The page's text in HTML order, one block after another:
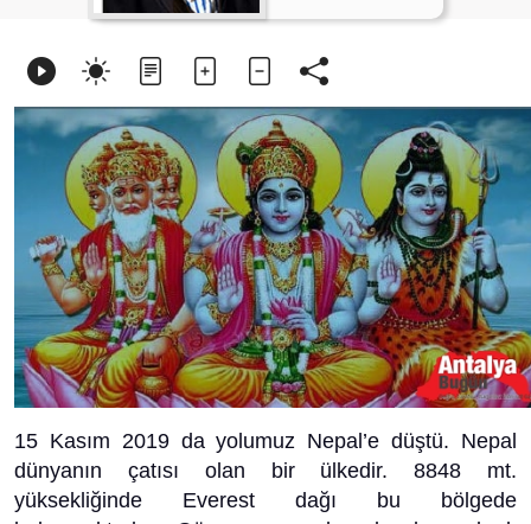
15 Kasım 2019 da yolumuz Nepal’e düştü. Nepal
dünyanın çatısı olan bir ülkedir. 8848 mt.
yüksekliğinde Everest dağı bu bölgede